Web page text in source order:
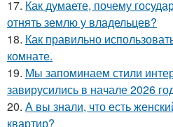
17. Как думаете, почему
отнять землю у владельцев?
18. Как правильно
комнате.
19. Мы запоминаем стили
завирусились в начале 2026
20. А вы знали, что есть
квартир?